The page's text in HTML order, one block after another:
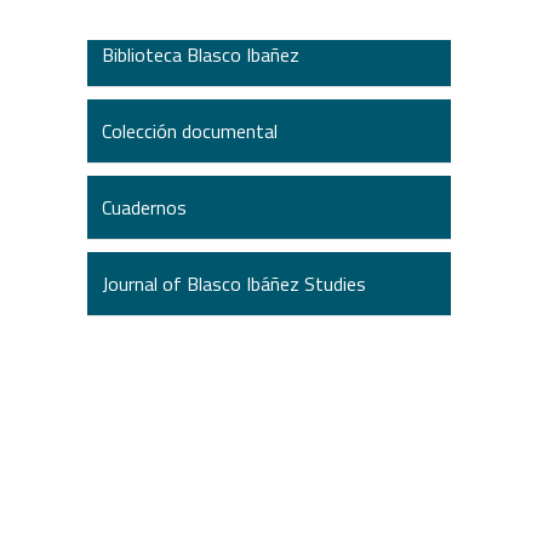
Biblioteca Blasco Ibañez
Colección documental
Cuadernos
Journal of Blasco Ibáñez Studies